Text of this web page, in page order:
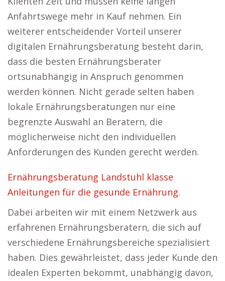
Anfahrtswege mehr in Kauf nehmen. Ein
weiterer entscheidender Vorteil unserer
digitalen Ernährungsberatung besteht darin,
dass die besten Ernährungsberater
ortsunabhängig in Anspruch genommen
werden können. Nicht gerade selten haben
lokale Ernährungsberatungen nur eine
begrenzte Auswahl an Beratern, die
möglicherweise nicht den individuellen
Anforderungen des Kunden gerecht werden.
Ernährungsberatung Landstuhl klasse
Anleitungen für die gesunde Ernährung.
Dabei arbeiten wir mit einem Netzwerk aus
erfahrenen Ernährungsberatern, die sich auf
verschiedene Ernährungsbereiche spezialisiert
haben. Dies gewährleistet, dass jeder Kunde den
idealen Experten bekommt, unabhängig davon,